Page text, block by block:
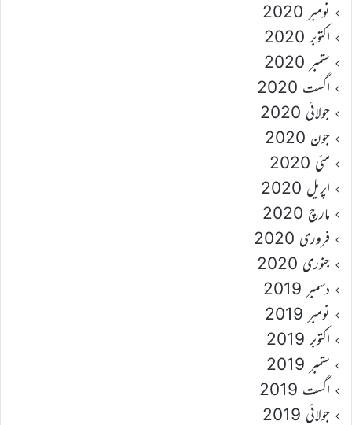
نومبر 2020
اکتوبر 2020
ستمبر 2020
اگست 2020
جولائی 2020
جون 2020
مئی 2020
اپریل 2020
مارچ 2020
فروری 2020
جنوری 2020
دسمبر 2019
نومبر 2019
اکتوبر 2019
ستمبر 2019
اگست 2019
جولائی 2019